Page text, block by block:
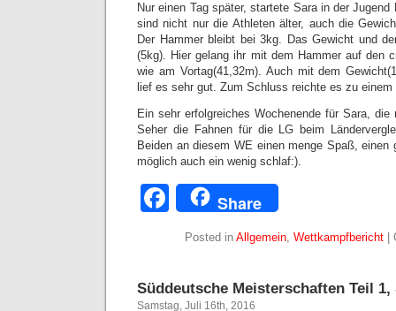
Nur einen Tag später, startete Sara in der
sind nicht nur die Athleten älter, auch die
Der Hammer bleibt bei 3kg. Das Gewicht und
(5kg). Hier gelang ihr mit dem Hammer auf den
wie am Vortag(41,32m). Auch mit dem
lief es sehr gut. Zum Schluss reichte es zu
Ein sehr erfolgreiches Wochenende für Sara,
Seher die Fahnen für die LG beim
Beiden an diesem WE einen menge Spaß, einen
möglich auch ein wenig schlaf:).
Facebook
Share
Posted in Allgemein, Wettkampfbericht|
Süddeutsche Meisterschaften Teil 1,
Samstag, Juli 16th, 2016